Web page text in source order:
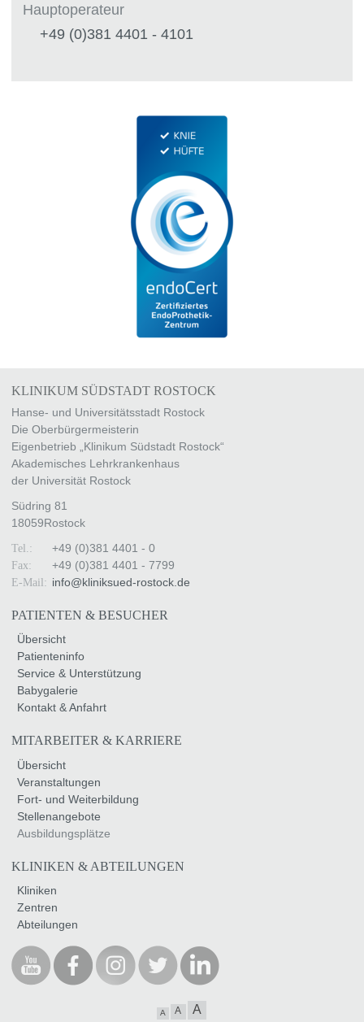
Hauptoperateur
+49 (0)381 4401 - 4101
KLINIKUM SÜDSTADT ROSTOCK
Hanse- und Universitätsstadt Rostock
Die Oberbürgermeisterin
Eigenbetrieb „Klinikum Südstadt Rostock“
Akademisches Lehrkrankenhaus
der Universität Rostock
Südring 81
18059Rostock
Tel.: +49 (0)381 4401 - 0
Fax: +49 (0)381 4401 - 7799
E-Mail: info@kliniksued-rostock de
PATIENTEN & BESUCHER
Übersicht
Patienteninfo
Service & Unterstützung
Babygalerie
Kontakt & Anfahrt
MITARBEITER & KARRIERE
Übersicht
Veranstaltungen
Fort- und Weiterbildung
Stellenangebote
Ausbildungsplätze
KLINIKEN & ABTEILUNGEN
Kliniken
Zentren
Abteilungen
A A A